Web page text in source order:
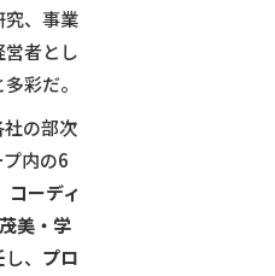
究、事業
者とし
彩だ。
の部次
内の6
コーディ
美・学
し、 プロ